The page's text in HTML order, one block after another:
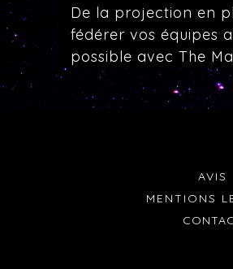
De la projection en
fédérer vos équipes
possible avec The
AVIS
MENTIONS